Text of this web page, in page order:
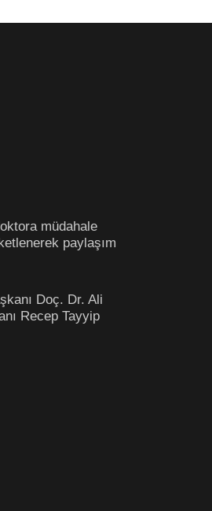
müdahale
paylaşım
Doç. Dr. Ali
Recep Tayyip